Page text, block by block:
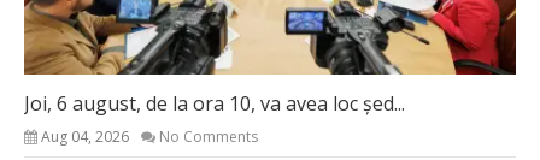
Joi, 6 august, de la ora 10, va avea loc șed...
Aug 04, 2026 No Comments